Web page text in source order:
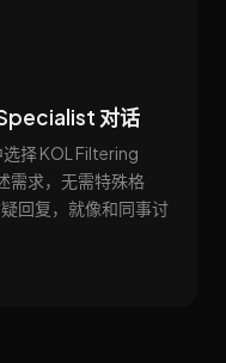
对话
择 KOL Filtering
需求，无需特殊格
回复，就像和同事讨